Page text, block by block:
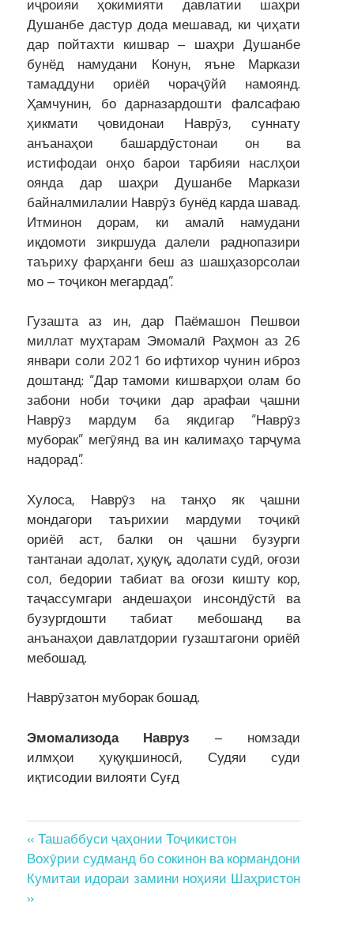
иҷроияи ҳокимияти давлатии шаҳри
Душанбе дастур дода мешавад, ки ҷиҳати
дар пойтахти кишвар – шаҳри Душанбе
бунёд намудани Конун, яъне Маркази
тамаддуни ориёӣ чораҷӯйӣ намоянд.
Ҳамчунин, бо дарназардошти фалсафаю
ҳикмати ҷовидонаи Наврӯз, суннату
анъанаҳои башардӯстонаи он ва
истифодаи онҳо барои тарбияи наслҳои
оянда дар шаҳри Душанбе Маркази
байналмилалии Наврӯз бунёд карда шавад.
Итминон дорам, ки амалӣ намудани
иқдомоти зикршуда далели раднопазири
таъриху фарҳанги беш аз шашҳазорсолаи
мо – тоҷикон мегардад”.
Гузашта аз ин, дар Паёмашон Пешвои
миллат муҳтарам Эмомалӣ Раҳмон аз 26
январи соли 2021 бо ифтихор чунин иброз
доштанд: “Дар тамоми кишварҳои олам бо
забони ноби тоҷики дар арафаи ҷашни
Наврӯз мардум ба якдигар “Наврӯз
муборак” мегӯянд ва ин калимаҳо тарҷума
надорад”.
Хулоса, Наврӯз на танҳо як ҷашни
мондагори таърихии мардуми тоҷикӣ
ориёӣ аст, балки он ҷашни бузурги
тантанаи адолат, ҳуқуқ, адолати судӣ, оғози
сол, бедории табиат ва оғози кишту кор,
таҷассумгари андешаҳои инсондӯстӣ ва
бузургдошти табиат мебошанд ва
анъанаҳои давлатдории гузаштагони ориёӣ
мебошад.
Наврӯзатон муборак бошад.
Эмомализода Навруз – номзади
илмҳои ҳуқуқшиносӣ, Судяи суди
иқтисодии вилояти Суғд
Post
navigation
« Ташаббуси ҷаҳонии Тоҷикистон
Вохӯрии судманд бо сокинон ва кормандони
Кумитаи идораи замини ноҳияи Шаҳристон
»